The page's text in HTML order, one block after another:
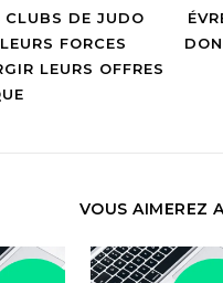
CLUBS DE JUDO
FORCES
LEURS OFFRES
VOUS AIMEREZ